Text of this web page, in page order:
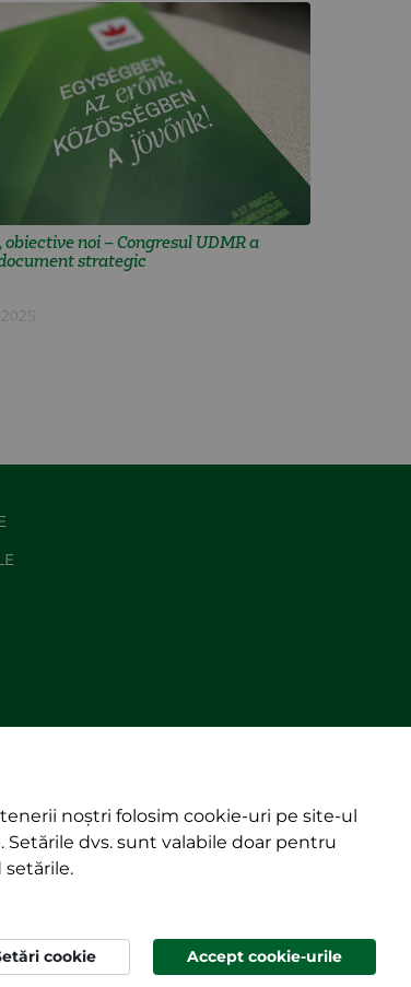
noi – Congresul UDMR a
strategic
noștri folosim cookie-uri pe site-ul
dvs. sunt valabile doar pentru
cookie Accept cookie-urile